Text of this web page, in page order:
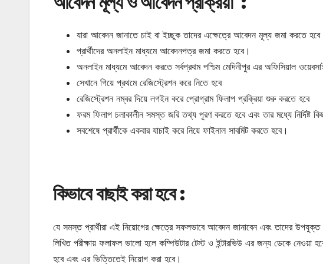
যারা আবেদন জানাতে চাই বা ইচ্ছুক তাদের এক্ষেত্রে আবেদন মূল্য জমা করতে হবে
প্রার্থীদের অনলাইন মাধ্যমে আবেদনপত্র জমা করতে হবে।
অনলাইন মাধ্যমে আবেদন করতে সর্বপ্রথম পশ্চিম মেদিনীপুর এর অফিসিয়াল
সেখানে গিয়ে প্রথমে রেজিস্ট্রেশন করে নিতে হবে
রেজিস্ট্রেশন নম্বর দিয়ে লগইন করে প্রোগ্রাম ফিলাপ প্রক্রিয়া শুরু করতে হবে
ফরম ফিলাপ চলাকালীন সমস্ত জরি তথ্য পূরণ করতে হবে এবং তার মধ্যে নির্দিষ্ট
সবশেষে প্রার্থীকে একবার যাচাই করে নিয়ে ফাইনাল সাবমিট করতে হবে।
কিভাবে বাছাই করা হবে :
যে সমস্ত প্রার্থীরা এই নিয়োগের ক্ষেত্রে সফলভাবে আবেদন জানাবেন এবং তাদের উপযুক্ত
লিখিত পরীক্ষায় ফলাফল ভালো হলে কম্পিউটার টেস্ট ও ইন্টারভিউ এর জন্য ডেকে নেওয়া
হবে এবং এর ভিত্তিতেই নিয়োগ করা হবে।